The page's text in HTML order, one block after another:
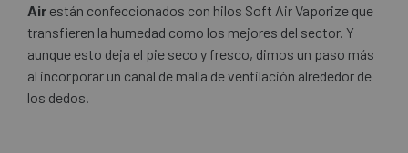
Air están confeccionados con hilos Soft Air Vaporize que
transfieren la humedad como los mejores del sector. Y
aunque esto deja el pie seco y fresco, dimos un paso más
al incorporar un canal de malla de ventilación alrededor de
los dedos.